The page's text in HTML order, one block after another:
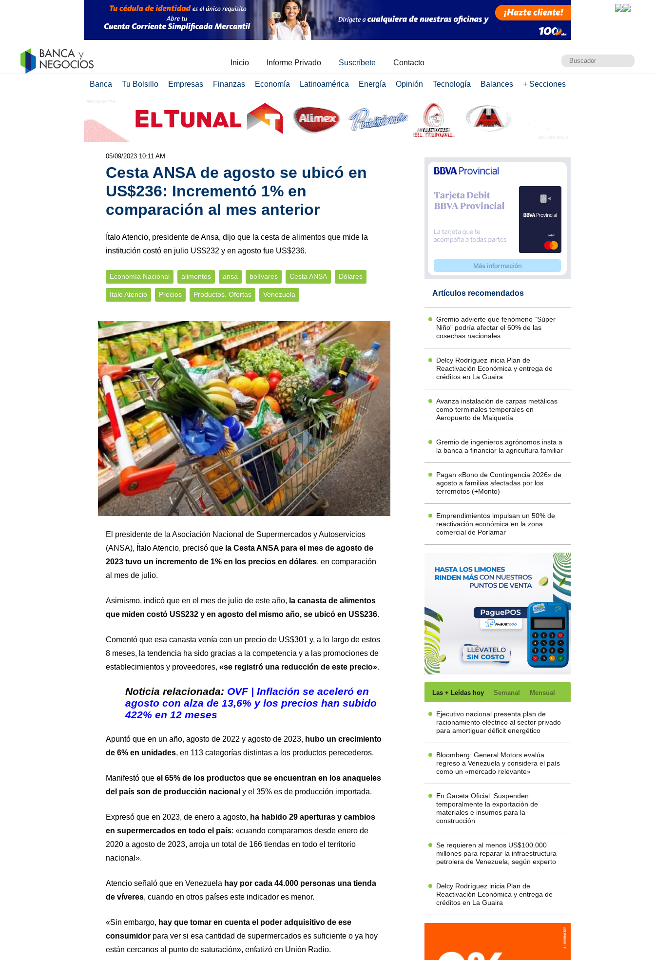
Inicio Informe Privado Suscríbete Contacto
Banca Tu Bolsillo Empresas Finanzas Economía Latinoamérica Energía Opinión Tecnología Balances + Secciones
05/09/2023 10:11 AM
Cesta ANSA de agosto se ubicó en
US$236: Incrementó 1% en
comparación al mes anterior
Ítalo Atencio, presidente de Ansa, dijo que la cesta de alimentos que mide la
institución costó en julio US$232 y en agosto fue US$236.
Economía Nacional alimentos ansa bolívares Cesta ANSA Dólares
Italo Atencio Precios Productos. Ofertas Venezuela
El presidente de la Asociación Nacional de Supermercados y Autoservicios
(ANSA), Ítalo Atencio, precisó que la Cesta ANSA para el mes de agosto de
2023 tuvo un incremento de 1% en los precios en dólares, en comparación
al mes de julio.
Asimismo, indicó que en el mes de julio de este año, la canasta de alimentos
que miden costó US$232 y en agosto del mismo año, se ubicó en US$236.
Comentó que esa canasta venía con un precio de US$301 y, a lo largo de estos
8 meses, la tendencia ha sido gracias a la competencia y a las promociones de
establecimientos y proveedores, «se registró una reducción de este precio».
Noticia relacionada: OVF | Inflación se aceleró en
agosto con alza de 13,6% y los precios han subido
422% en 12 meses
Apuntó que en un año, agosto de 2022 y agosto de 2023, hubo un crecimiento
de 6% en unidades, en 113 categorías distintas a los productos perecederos.
Manifestó que el 65% de los productos que se encuentran en los anaqueles
del país son de producción nacional y el 35% es de producción importada.
Expresó que en 2023, de enero a agosto, ha habido 29 aperturas y cambios
en supermercados en todo el país: «cuando comparamos desde enero de
2020 a agosto de 2023, arroja un total de 166 tiendas en todo el territorio
nacional».
Atencio señaló que en Venezuela hay por cada 44.000 personas una tienda
de víveres, cuando en otros países este indicador es menor.
«Sin embargo, hay que tomar en cuenta el poder adquisitivo de ese
consumidorpara ver si esa cantidad de supermercados es suficiente o ya hoy
están cercanos al punto de saturación», enfatizó en Unión Radio.
Artículos recomendados
Gremio advierte que fenómeno “Súper
Niño” podría afectar el 60% de las
cosechas nacionales
Delcy Rodríguez inicia Plan de
Reactivación Económica y entrega de
créditos en La Guaira
Avanza instalación de carpas metálicas
como terminales temporales en
Aeropuerto de Maiquetía
Gremio de ingenieros agrónomos insta a
la banca a financiar la agricultura familiar
Pagan «Bono de Contingencia 2026» de
agosto a familias afectadas por los
terremotos (+Monto)
Emprendimientos impulsan un 50% de
reactivación económica en la zona
comercial de Porlamar
Las + Leídas hoy Semanal Mensual
Ejecutivo nacional presenta plan de
racionamiento eléctrico al sector privado
para amortiguar déficit energético
Bloomberg: General Motors evalúa
regreso a Venezuela y considera el país
como un «mercado relevante»
En Gaceta Oficial: Suspenden
temporalmente la exportación de
materiales e insumos para la
construcción
Se requieren al menos US$100.000
millones para reparar la infraestructura
petrolera de Venezuela, según experto
Delcy Rodríguez inicia Plan de
Reactivación Económica y entrega de
créditos en La Guaira